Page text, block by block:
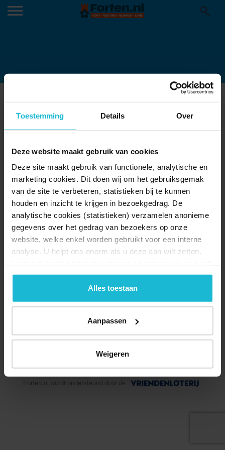
Toestemming Details Over
Deze website maakt gebruik van cookies
Deze site maakt gebruik van functionele, analytische en
marketing cookies. Dit doen wij om het gebruiksgemak
van de site te verbeteren, statistieken bij te kunnen
houden en inzicht te krijgen in bezoekgedrag. De
analytische cookies (statistieken) verzamelen anonieme
gegevens over het gedrag van bezoekers op onze
website, welke enkel worden gebruikt voor een interne
analyse. U helpt ons enorm als u deze aan wilt zetten.
geen commerciële doelstelling. U kunt deze cookies via
de knoppen accepteren, beheren of weigeren.
Alles toestaan
Aanpassen
Weigeren
FLOWERY BRIDGE
Deel dit
© 2026 Stichting Forten Nederland
Over ons
Doneer nu Disclaimer
Contact
Forten.nl wordt ondersteund door de